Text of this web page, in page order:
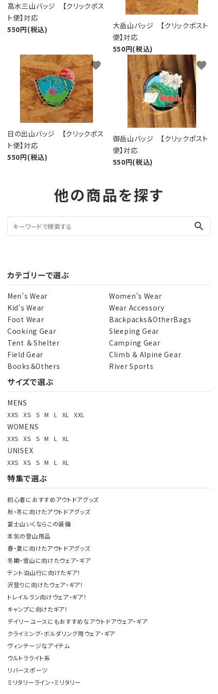
高水三山バッジ 【クリックポス
ト便】対応
550円(税込)
大岳山バッジ 【クリックポスト
便】対応
550円(税込)
日の出山バッジ 【クリックポス
ト便】対応
550円(税込)
favorite
御岳山バッジ 【クリックポスト
便】対応
550円(税込)
favorite
他の商品を探す
search
カテゴリーで選ぶ
Men's Wear
Women's Wear
Kid's Wear
Wear Accessory
Foot Wear
Backpacks＆OtherBags
Cooking Gear
Sleeping Gear
Tent ＆ Shelter
Camping Gear
Field Gear
Climb ＆ Alpine Gear
Books＆Others
River Sports
サイズで選ぶ
MENS
XXS XS S M L XL XXL
WOMENS
XXS XS S M L XL
UNISEX
XXS XS S M L XL
特集で選ぶ
初心者におすすめアウトドアグッズ
秋・冬に向けたアウトドアグッズ
富士山いくならこの装備
本気の登山用品
春・夏に向けたアウトドアグッズ
冬期・雪山に向けたウェア・ギア
テント泊山行に向けたギア！
沢登りに向けたウェア・ギア！
トレイルラン向けウェア・ギア！
キャンプに向けたギア！
デイリーユースにもおすすめなアウトドアウェア・ギア
クライミング・ボルダリング用ウェア・ギア
ヴィンテージなアイテム
ウルトラライト系
リバースポーツ
ミリタリーライン・ミリタリー